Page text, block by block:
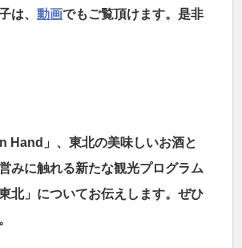
は、動画でもご覧頂けます。是非
Hand」、東北の美味しいお酒と
みに触れる新たな観光プログラム
北」についてお伝えします。ぜひ